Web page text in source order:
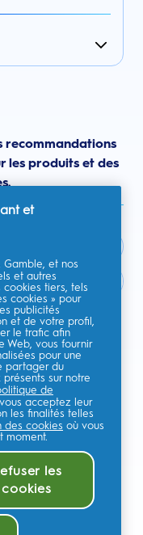
recommandations
les produits et des
personnalisées
d'autres initiatives
marques de P&G
à tout moment.
des données, traitera
de vous inscrire sur ce
consentement, de vous
y compris des
données et vos droits
notrePolitique de
Conditions générales
et
Gamble, et nos
et autres
tiers, tels
cookies » pour
publicités
et de votre profil,
le trafic afin
Web, vous fournir
pour une
partager du
sur notre
de
acceptez leur
les finalités telles
des cookies où vous
moment.
les
cookies